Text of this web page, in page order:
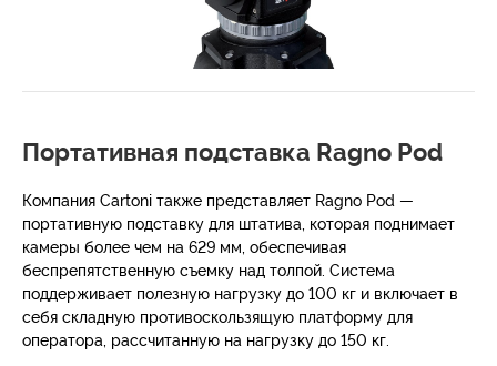
Портативная подставка Ragno Pod
Компания Cartoni также представляет Ragno Pod —
портативную подставку для штатива, которая поднимает
камеры более чем на 629 мм, обеспечивая
беспрепятственную съемку над толпой. Система
поддерживает полезную нагрузку до 100 кг и включает в
себя складную противоскользящую платформу для
оператора, рассчитанную на нагрузку до 150 кг.